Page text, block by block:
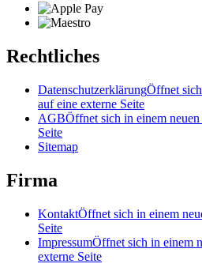
Rechtliches
DatenschutzerklärungÖffnet
auf eine externe Seite
AGBÖffnet sich in einem neuen
Seite
Sitemap
Firma
KontaktÖffnet sich in einem
Seite
ImpressumÖffnet sich in einem
externe Seite